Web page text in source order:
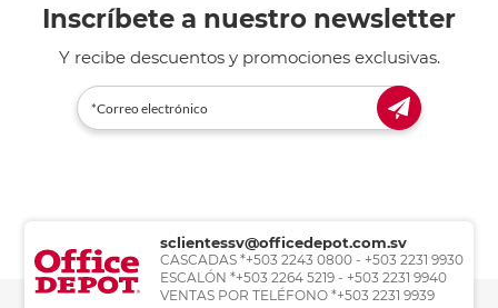
Inscríbete a nuestro newsletter
Y recibe descuentos y promociones exclusivas.
sclientessv@officedepot.com.sv
CASCADAS *+503 2243 0800 - +503 2231 9930
ESCALÓN *+503 2264 5219 - +503 2231 9940
VENTAS POR TELÉFONO *+503 2231 9939